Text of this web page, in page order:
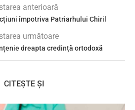
anterioară
împotriva Patriarhului Chiril
următoare
dreapta credință ortodoxă
CITEȘTE ȘI